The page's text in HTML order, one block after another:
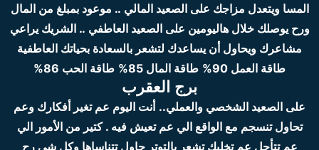
المسا ويتعدل مزاجك على الصعيد المالي .. موعود بمبلغ من المال
ورح يوصلك خلال هاليومين على الصعيد العاطفي .. الشريك يراعي
مشاعرك ويحاول أن يساعدك لتشعر بالسعادة بحياتك العاطفية
طاقة العمل 90%
طاقة المال 85% طاقة الحب 86%
برج العقرب
على الصعيد الشخصي والعملي.. أنت اليوم عم تغير أفكارك وعم
تحاول تنسجم مع الواقع الي عم تعيش فيه . كتير من الأمور الي
عم تتأجل عم تخليك تشعر بالتوتر حاول تتناساها وكل شي رح